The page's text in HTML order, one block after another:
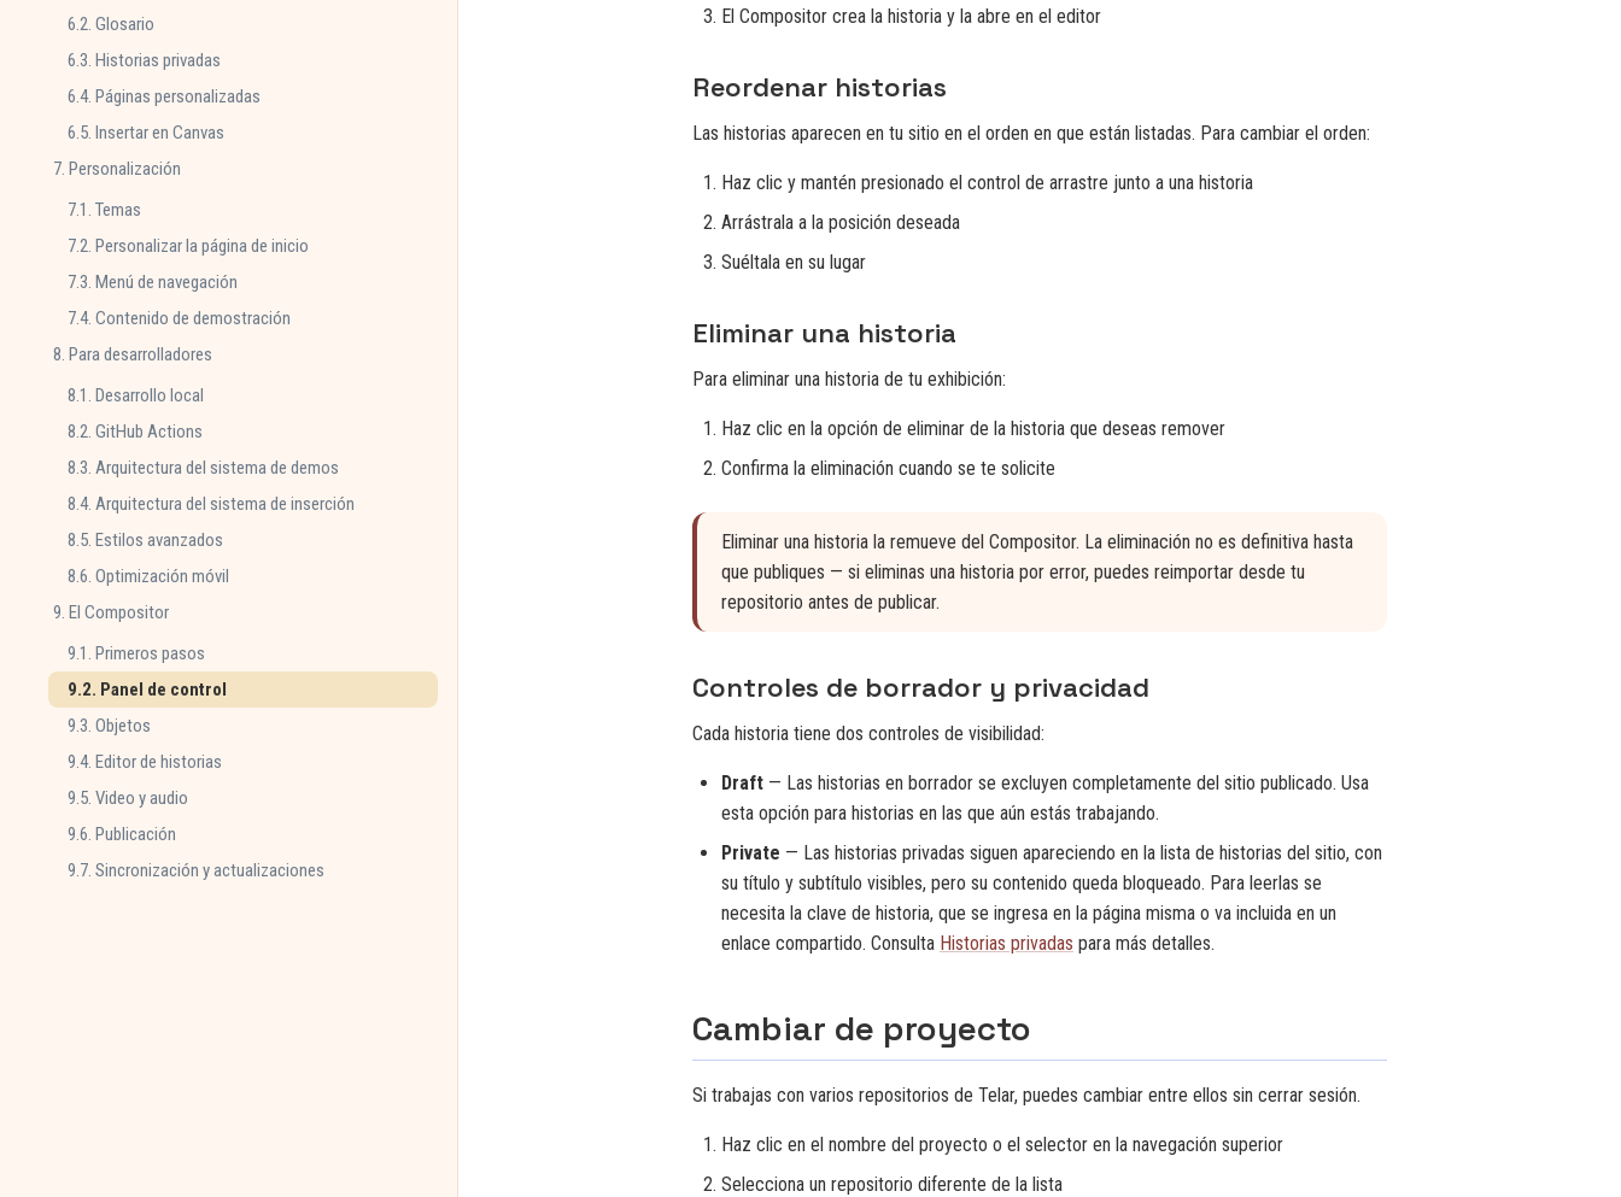
6.2. Glosario
6.3. Historias privadas
6.4. Páginas personalizadas
6.5. Insertar en Canvas
7. Personalización
7.1. Temas
7.2. Personalizar la página de inicio
7.3. Menú de navegación
7.4. Contenido de demostración
8. Para desarrolladores
8.1. Desarrollo local
8.2. GitHub Actions
8.3. Arquitectura del sistema de demos
8.4. Arquitectura del sistema de inserción
8.5. Estilos avanzados
8.6. Optimización móvil
9. El Compositor
9.1. Primeros pasos
9.2. Panel de control
9.3. Objetos
9.4. Editor de historias
9.5. Video y audio
9.6. Publicación
9.7. Sincronización y actualizaciones
El Compositor crea la historia y la abre en el editor
Reordenar historias
Las historias aparecen en tu sitio en el orden en que están listadas. Para cambiar el orden:
Haz clic y mantén presionado el control de arrastre junto a una historia
Arrástrala a la posición deseada
Suéltala en su lugar
Eliminar una historia
Para eliminar una historia de tu exhibición:
Haz clic en la opción de eliminar de la historia que deseas remover
Confirma la eliminación cuando se te solicite
Eliminar una historia la remueve del Compositor. La eliminación no es definitiva hasta
que publiques — si eliminas una historia por error, puedes reimportar desde tu
repositorio antes de publicar.
Controles de borrador y privacidad
Cada historia tiene dos controles de visibilidad:
Draft — Las historias en borrador se excluyen completamente del sitio publicado. Usa
esta opción para historias en las que aún estás trabajando.
Private — Las historias privadas siguen apareciendo en la lista de historias del sitio, con
su título y subtítulo visibles, pero su contenido queda bloqueado. Para leerlas se
necesita la clave de historia, que se ingresa en la página misma o va incluida en un
enlace compartido. Consulta Historias privadas para más detalles.
Cambiar de proyecto
Si trabajas con varios repositorios de Telar, puedes cambiar entre ellos sin cerrar sesión.
Haz clic en el nombre del proyecto o el selector en la navegación superior
Selecciona un repositorio diferente de la lista